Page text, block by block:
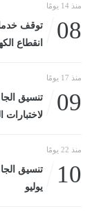
منذ 14 يومًا
08
توقف
انقطاع
منذ 17 يومًا
09
لاختبارات
منذ 22 يومًا
10
يوليو